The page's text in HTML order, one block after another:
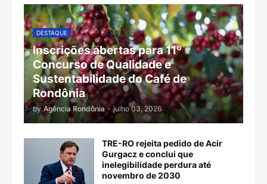
DESTAQUE
Inscrições abertas para 11º
Concurso de Qualidade e
Sustentabilidade do Café de
Rondônia
by Agência Rondônia - julho 03, 2026
TRE-RO rejeita pedido de Acir
Gurgacz e conclui que
inelegibilidade perdura até
novembro de 2030